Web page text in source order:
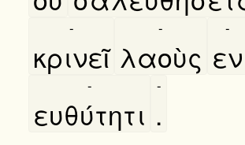
κρινεῖ
-
λαοὺς
-
εν
-
ευθύτητι
-
.
-